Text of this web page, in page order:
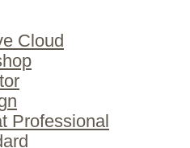
Cloud
Professional